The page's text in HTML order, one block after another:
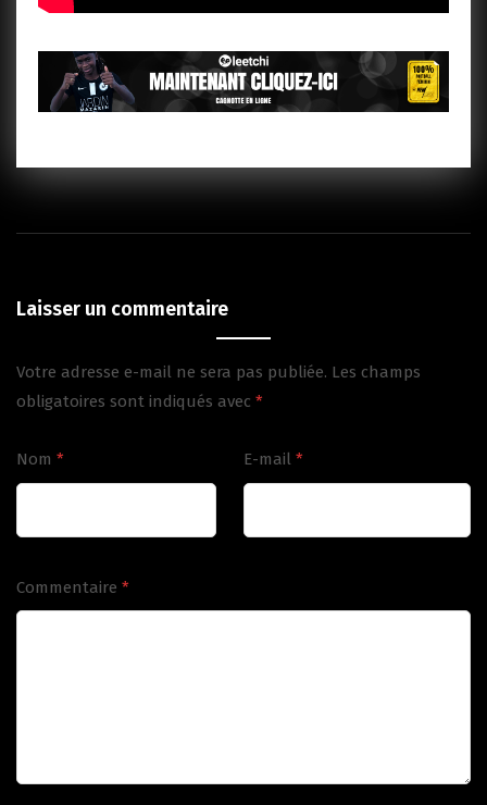
Laisser un commentaire
Votre adresse e-mail ne sera pas publiée. Les champs
obligatoires sont indiqués avec *
Nom * E-mail *
Commentaire *